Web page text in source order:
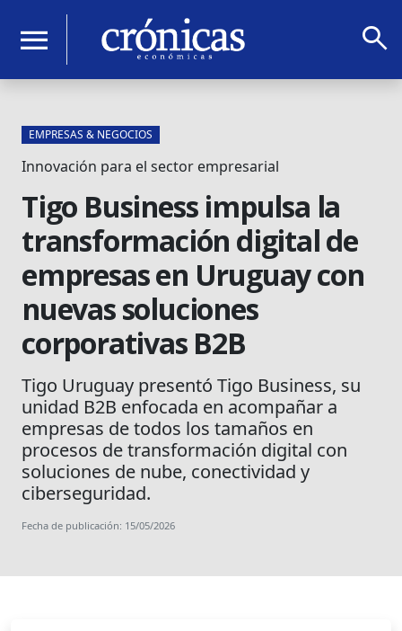
menu search
EMPRESAS & NEGOCIOS
Innovación para el sector empresarial
Tigo Business impulsa la
transformación digital de
empresas en Uruguay con
nuevas soluciones
corporativas B2B
Tigo Uruguay presentó Tigo Business, su
unidad B2B enfocada en acompañar a
empresas de todos los tamaños en
procesos de transformación digital con
soluciones de nube, conectividad y
ciberseguridad.
Fecha de publicación: 15/05/2026